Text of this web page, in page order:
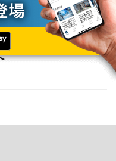
」を開発および商品化へ
プロセッサ「龍芯